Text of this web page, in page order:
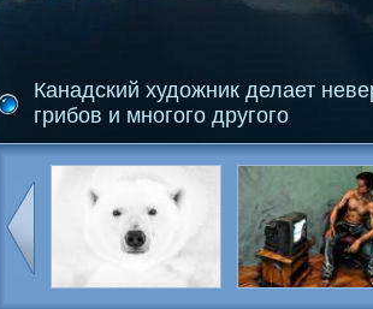
Канадский художник делает
грибов и многого другого